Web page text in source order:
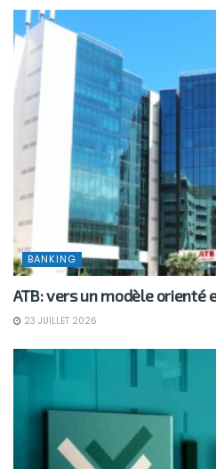
BANKING
ATB: vers un modèle orienté
23 JUILLET 2026